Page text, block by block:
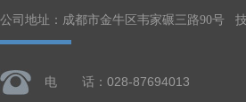
公司地址：成都市金牛区韦家碾三路90号 技
电 话：028-87694013